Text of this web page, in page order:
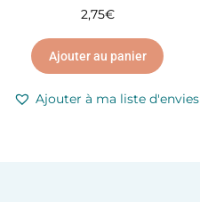
2,75€
Ajouter au panier
Ajouter à ma liste d'envies